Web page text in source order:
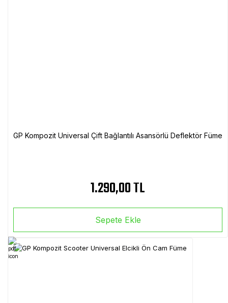
GP Kompozit Universal Çift Bağlantılı Asansörlü Deflektör Füme
1.290,00 TL
Sepete Ekle